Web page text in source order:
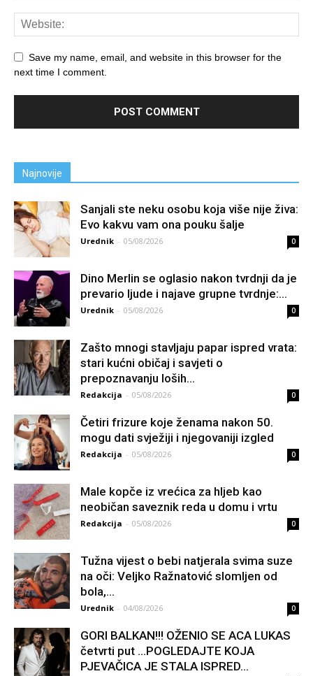
Save my name, email, and website in this browser for the
next time I comment.
Najnovije
Sanjali ste neku osobu koja više nije živa:
Evo kakvu vam ona pouku šalje
Urednik - 05/08/2026 0
Dino Merlin se oglasio nakon tvrdnji da je
prevario ljude i najave grupne tvrdnje:...
Urednik - 05/08/2026 0
Zašto mnogi stavljaju papar ispred vrata:
stari kućni običaj i savjeti o
prepoznavanju loših...
Redakcija - 05/08/2026 0
Četiri frizure koje ženama nakon 50.
mogu dati svježiji i njegovaniji izgled
Redakcija - 05/08/2026 0
Male kopče iz vrećica za hljeb kao
neobičan saveznik reda u domu i vrtu
Redakcija - 05/08/2026 0
Tužna vijest o bebi natjerala svima suze
na oči: Veljko Ražnatović slomljen od
boIa,...
Urednik - 04/08/2026 0
GORI BALKAN!!! OŽENIO SE ACA LUKAS
četvrti put …POGLEDAJTE KOJA
PJEVAČICA JE STALA ISPRED...